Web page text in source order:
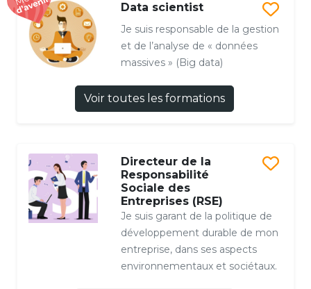
Data scientist
Je suis responsable de la gestion
et de l’analyse de « données
massives » (Big data)
Voir toutes les formations
Directeur de la
Responsabilité
Sociale des
Entreprises (RSE)
Je suis garant de la politique de
développement durable de mon
entreprise, dans ses aspects
environnementaux et sociétaux.